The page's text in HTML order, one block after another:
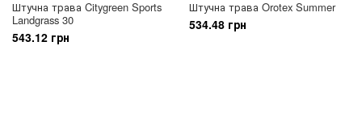
Штучна трава Citygreen Sports
Landgrass 30
543.12 грн
Штучна трава Orotex Summer
534.48 грн